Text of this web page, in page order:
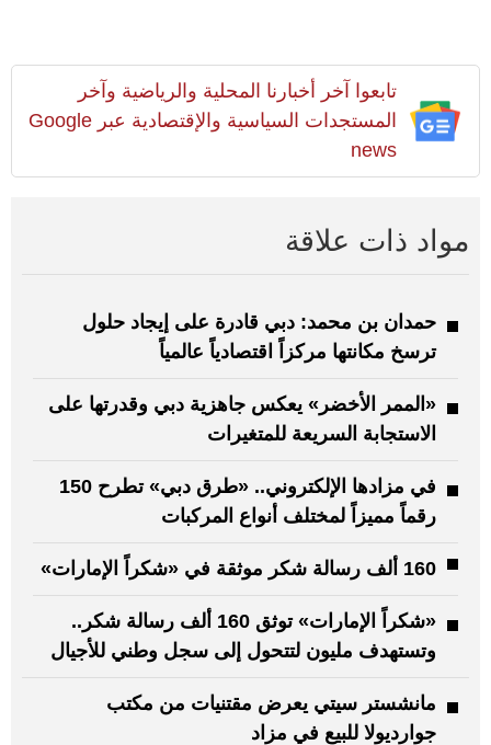
تابعوا آخر أخبارنا المحلية والرياضية وآخر
المستجدات السياسية والإقتصادية عبر Google
news
مواد ذات علاقة
حمدان بن محمد: دبي قادرة على إيجاد حلول
ترسخ مكانتها مركزاً اقتصادياً عالمياً
«الممر الأخضر» يعكس جاهزية دبي وقدرتها على
الاستجابة السريعة للمتغيرات
في مزادها الإلكتروني.. «طرق دبي» تطرح 150
رقماً مميزاً لمختلف أنواع المركبات
160 ألف رسالة شكر موثقة في «شكراً الإمارات»
«شكراً الإمارات» توثق 160 ألف رسالة شكر..
وتستهدف مليون لتتحول إلى سجل وطني للأجيال
مانشستر سيتي يعرض مقتنيات من مكتب
جوارديولا للبيع في مزاد